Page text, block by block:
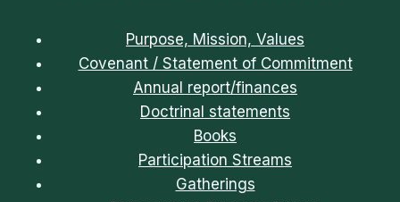
Purpose, Mission, Values
Covenant / Statement of Commitment
Annual report/finances
Doctrinal statements
Books
Participation Streams
Gatherings